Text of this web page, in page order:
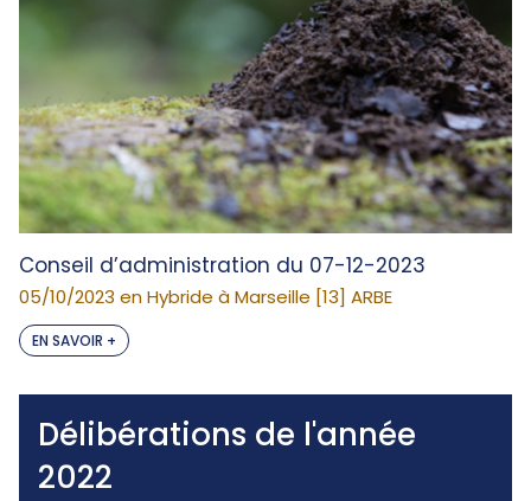
Conseil d’administration du 07-12-2023
05/10/2023 en Hybride à Marseille [13] ARBE
EN SAVOIR +
Délibérations de l'année
2022